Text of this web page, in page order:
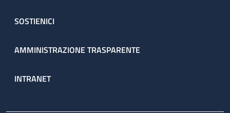
SOSTIENICI
AMMINISTRAZIONE TRASPARENTE
INTRANET